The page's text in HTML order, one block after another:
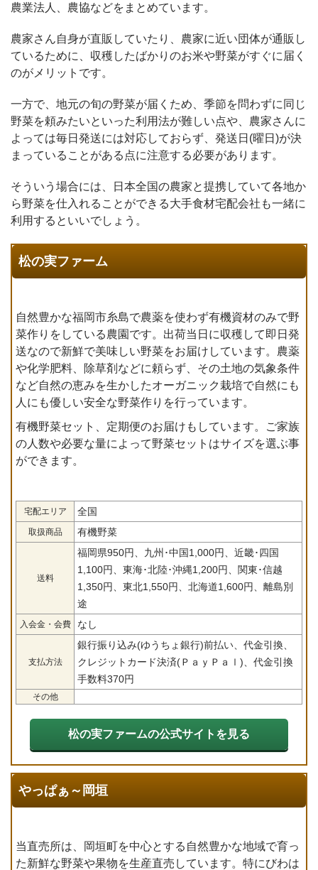
農業法人、農協などをまとめています。
農家さん自身が直販していたり、農家に近い団体が通販し
ているために、収穫したばかりのお米や野菜がすぐに届く
のがメリットです。
一方で、地元の旬の野菜が届くため、季節を問わずに同じ
野菜を頼みたいといった利用法が難しい点や、農家さんに
よっては毎日発送には対応しておらず、発送日(曜日)が決
まっていることがある点に注意する必要があります。
そういう場合には、日本全国の農家と提携していて各地か
ら野菜を仕入れることができる大手食材宅配会社も一緒に
利用するといいでしょう。
松の実ファーム
自然豊かな福岡市糸島で農薬を使わず有機資材のみで野
菜作りをしている農園です。出荷当日に収穫して即日発
送なので新鮮で美味しい野菜をお届けしています。農薬
や化学肥料、除草剤などに頼らず、その土地の気象条件
など自然の恵みを生かしたオーガニック栽培で自然にも
人にも優しい安全な野菜作りを行っています。
有機野菜セット、定期便のお届けもしています。ご家族
の人数や必要な量によって野菜セットはサイズを選ぶ事
ができます。
宅配エリア 全国
取扱商品 有機野菜
送料
福岡県950円、九州･中国1,000円、近畿･四国
1,100円、東海･北陸･沖縄1,200円、関東･信越
1,350円、東北1,550円、北海道1,600円、離島別
途
入会金・会費 なし
支払方法
銀行振り込み(ゆうちょ銀行)前払い、代金引換、
クレジットカード決済(ＰａｙＰａｌ)、代金引換
手数料370円
その他
松の実ファームの公式サイトを見る
やっぱぁ～岡垣
当直売所は、岡垣町を中心とする自然豊かな地域で育っ
た新鮮な野菜や果物を生産直売しています。特にびわは